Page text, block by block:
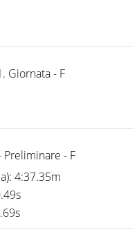
Giornata - F
Preliminare - F
4:37.35m